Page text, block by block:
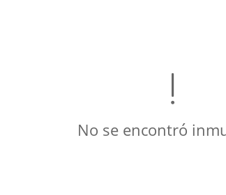
No se encontró